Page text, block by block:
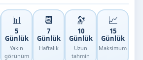
📊
5
Günlük
Yakın
görünüm
📆
7
Günlük
Haftalık
🔭
10
Günlük
Uzun
tahmin
📈
15
Günlük
Maksimum